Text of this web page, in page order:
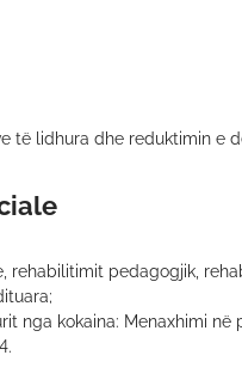
të lidhura dhe reduktimin e
rehabilitimit pedagogjik,
nga kokaina: Menaxhimi në